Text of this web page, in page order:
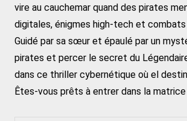
vire au cauchemar quand des pirates
digitales, énigmes high-tech et
Guidé par sa sœur et épaulé par un
pirates et percer le secret du
dans ce thriller cybernétique où el
Êtes-vous prêts à entrer dans la matrice